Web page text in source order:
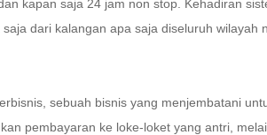
kapan saja 24 jam non stop. Kehadiran
dari kalangan apa saja diseluruh wilayah
sebuah bisnis yang menjembatani
pembayaran ke loke-loket yang antri,